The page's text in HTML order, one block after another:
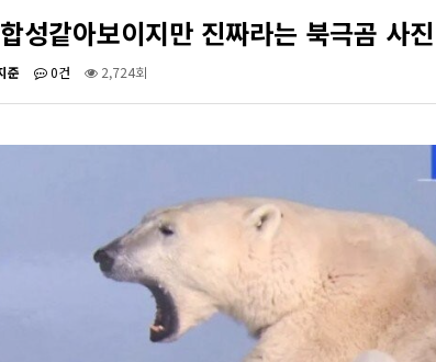
성같아보이지만 진짜라는 북극곰 사진
준 0건 2,724회